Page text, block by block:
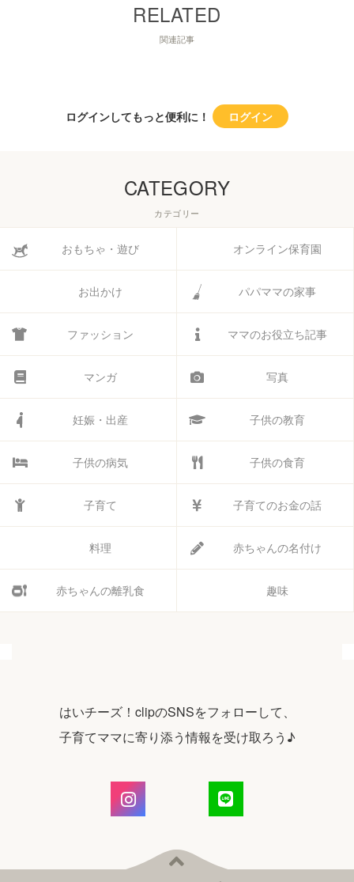
関連記事
ログインしてもっと便利に！ ログイン
CATEGORY
カテゴリー
おもちゃ・遊び オンライン保育園
お出かけ パパママの家事
ファッション ママのお役立ち記事
マンガ 写真
妊娠・出産 子供の教育
子供の病気 子供の食育
子育て 子育てのお金の話
料理 赤ちゃんの名付け
赤ちゃんの離乳食 趣味
はいチーズ！clipのSNSをフォローして、
子育てママに寄り添う情報を受け取ろう♪